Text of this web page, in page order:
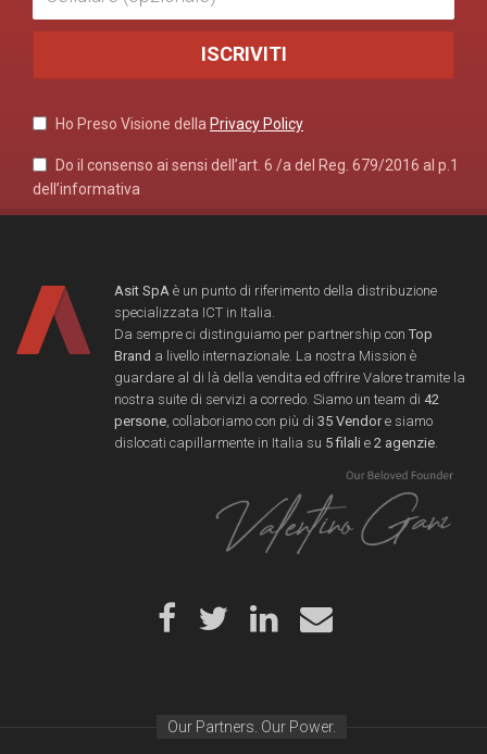
Ho Preso Visione della Privacy Policy
Do il consenso ai sensi dell’art. 6 /a del Reg. 679/2016 al p.1
dell’informativa
Asit SpA è un punto di riferimento della distribuzione
specializzata ICT in Italia.
Da sempre ci distinguiamo per partnership con Top
Brand a livello internazionale. La nostra Mission è
guardare al di là della vendita ed offrire Valore tramite la
nostra suite di servizi a corredo. Siamo un team di 42
persone , collaboriamo con più di 35 Vendore siamo
dislocati capillarmente in Italia su 5 filali e 2 agenzie